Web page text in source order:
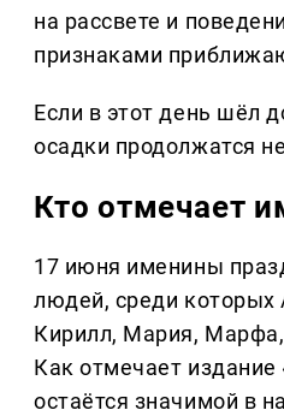
на рассвете и
признаками
Если в этот день шёл
осадки продолжатся
Кто отмечает
17 июня именины
людей, среди которых
Кирилл, Мария,
Как отмечает издание
остаётся значимой в